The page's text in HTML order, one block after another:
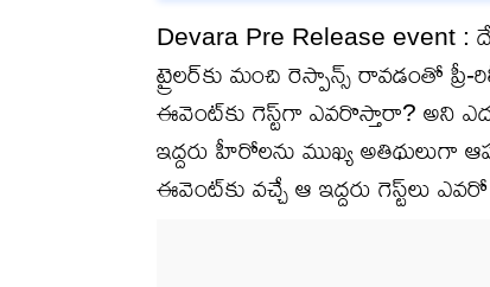
Devara Pre Release event :
ట్రైలర్‌కు మంచి రెస్పాన్స్‌ రావడంతో
ఈవెంట్‌కు గెస్ట్‌గా ఎవరొస్తారా? అని
ఇద్దరు హీరోలను ముఖ్య అతిథులుగా
ఈవెంట్‌కు వచ్చే ఆ ఇద్దరు గెస్ట్‌లు